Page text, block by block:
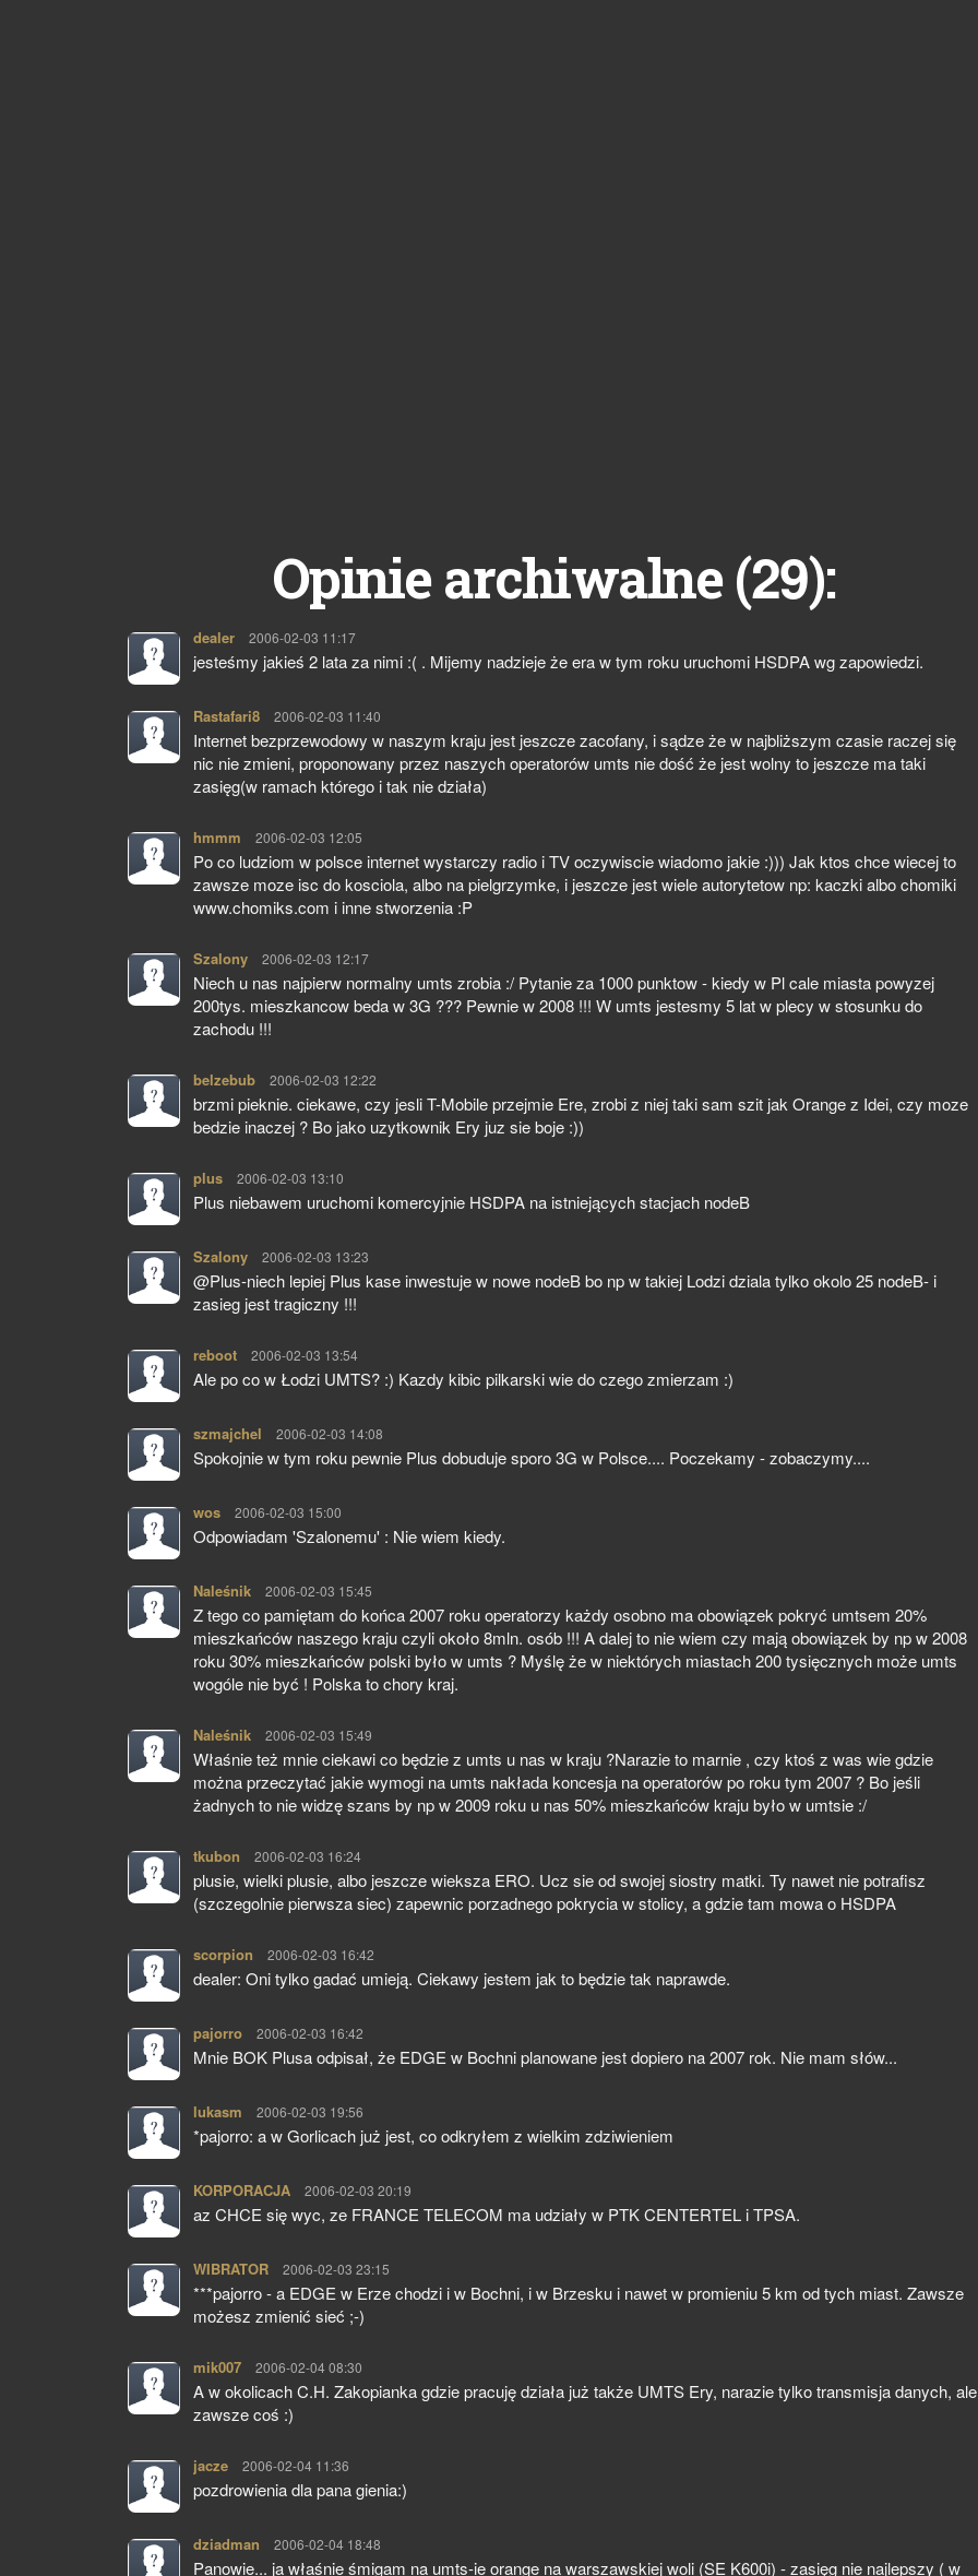
Opinie archiwalne (29):
dealer pisze:
2006-02-03 11:17
jesteśmy jakieś 2 lata za nimi :( . Mijemy nadzieje że era w tym roku uruchomi HSDPA wg zapowiedzi.
Rastafari8 pisze:
2006-02-03 11:40
Internet bezprzewodowy w naszym kraju jest jeszcze zacofany, i sądze że w najbliższym czasie raczej się
nic nie zmieni, proponowany przez naszych operatorów umts nie dość że jest wolny to jeszcze ma taki
zasięg(w ramach którego i tak nie działa)
hmmm pisze:
2006-02-03 12:05
Po co ludziom w polsce internet wystarczy radio i TV oczywiscie wiadomo jakie :))) Jak ktos chce wiecej to
zawsze moze isc do kosciola, albo na pielgrzymke, i jeszcze jest wiele autorytetow np: kaczki albo chomiki
www.chomiks.com i inne stworzenia :P
Szalony pisze:
2006-02-03 12:17
Niech u nas najpierw normalny umts zrobia :/ Pytanie za 1000 punktow - kiedy w Pl cale miasta powyzej
200tys. mieszkancow beda w 3G ??? Pewnie w 2008 !!! W umts jestesmy 5 lat w plecy w stosunku do
zachodu !!!
belzebub pisze:
2006-02-03 12:22
brzmi pieknie. ciekawe, czy jesli T-Mobile przejmie Ere, zrobi z niej taki sam szit jak Orange z Idei, czy moze
bedzie inaczej ? Bo jako uzytkownik Ery juz sie boje :))
plus pisze:
2006-02-03 13:10
Plus niebawem uruchomi komercyjnie HSDPA na istniejących stacjach nodeB
Szalony pisze:
2006-02-03 13:23
@Plus-niech lepiej Plus kase inwestuje w nowe nodeB bo np w takiej Lodzi dziala tylko okolo 25 nodeB- i
zasieg jest tragiczny !!!
reboot pisze:
2006-02-03 13:54
Ale po co w Łodzi UMTS? :) Kazdy kibic pilkarski wie do czego zmierzam :)
szmajchel pisze:
2006-02-03 14:08
Spokojnie w tym roku pewnie Plus dobuduje sporo 3G w Polsce.... Poczekamy - zobaczymy....
wos pisze:
2006-02-03 15:00
Odpowiadam 'Szalonemu' : Nie wiem kiedy.
Naleśnik pisze:
2006-02-03 15:45
Z tego co pamiętam do końca 2007 roku operatorzy każdy osobno ma obowiązek pokryć umtsem 20%
mieszkańców naszego kraju czyli około 8mln. osób !!! A dalej to nie wiem czy mają obowiązek by np w 2008
roku 30% mieszkańców polski było w umts ? Myślę że w niektórych miastach 200 tysięcznych może umts
wogóle nie być ! Polska to chory kraj.
Naleśnik pisze:
2006-02-03 15:49
Właśnie też mnie ciekawi co będzie z umts u nas w kraju ?Narazie to marnie , czy ktoś z was wie gdzie
można przeczytać jakie wymogi na umts nakłada koncesja na operatorów po roku tym 2007 ? Bo jeśli
żadnych to nie widzę szans by np w 2009 roku u nas 50% mieszkańców kraju było w umtsie :/
tkubon pisze:
2006-02-03 16:24
plusie, wielki plusie, albo jeszcze wieksza ERO. Ucz sie od swojej siostry matki. Ty nawet nie potrafisz
(szczegolnie pierwsza siec) zapewnic porzadnego pokrycia w stolicy, a gdzie tam mowa o HSDPA
scorpion pisze:
2006-02-03 16:42
dealer: Oni tylko gadać umieją. Ciekawy jestem jak to będzie tak naprawde.
pajorro pisze:
2006-02-03 16:42
Mnie BOK Plusa odpisał, że EDGE w Bochni planowane jest dopiero na 2007 rok. Nie mam słów...
lukasm pisze:
2006-02-03 19:56
*pajorro: a w Gorlicach już jest, co odkryłem z wielkim zdziwieniem
KORPORACJA pisze:
2006-02-03 20:19
az CHCE się wyc, ze FRANCE TELECOM ma udziały w PTK CENTERTEL i TPSA.
WIBRATOR pisze:
2006-02-03 23:15
***pajorro - a EDGE w Erze chodzi i w Bochni, i w Brzesku i nawet w promieniu 5 km od tych miast. Zawsze
możesz zmienić sieć ;-)
mik007 pisze:
2006-02-04 08:30
A w okolicach C.H. Zakopianka gdzie pracuję działa już także UMTS Ery, narazie tylko transmisja danych, ale
zawsze coś :)
jacze pisze:
2006-02-04 11:36
pozdrowienia dla pana gienia:)
dziadman pisze:
2006-02-04 18:48
Panowie... ja właśnie śmigam na umts-ie orange na warszawskiej woli (SE K600i) - zasięg nie najlepszy ( w